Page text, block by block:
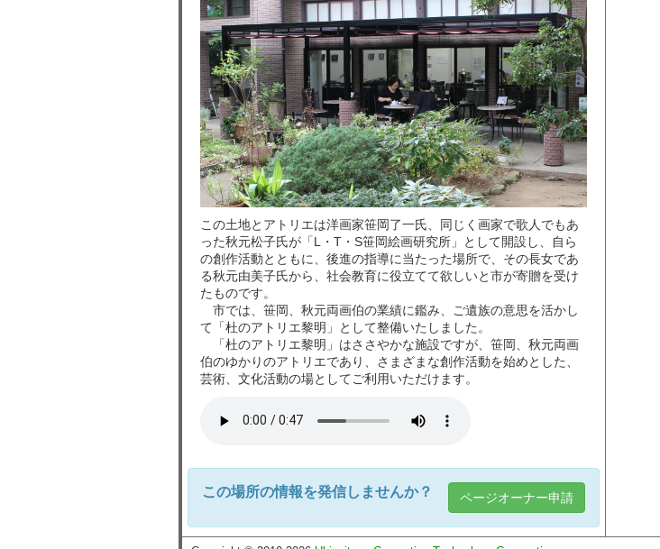
この土地とアトリエは洋画家笹岡了一氏、同じく画家で歌人でもあ
った秋元松子氏が「L・T・S笹岡絵画研究所」として開設し、自ら
の創作活動とともに、後進の指導に当たった場所で、その長女であ
る秋元由美子氏から、社会教育に役立てて欲しいと市が寄贈を受け
たものです。
市では、笹岡、秋元両画伯の業績に鑑み、ご遺族の意思を活かし
て「杜のアトリエ黎明」として整備いたしました。
「杜のアトリエ黎明」はささやかな施設ですが、笹岡、秋元両画
伯のゆかりのアトリエであり、さまざまな創作活動を始めとした、
芸術、文化活動の場としてご利用いただけます。
この場所の情報を発信しませんか？ ページオーナー申請